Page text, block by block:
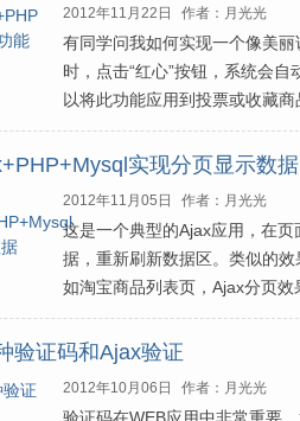
2012年11月22日 作者：月光光
有同学问我如何实现一个像美
时，点击“红心”按钮，系统会
以将此功能应用到投票或收藏商
实现分页显示数据
2012年11月05日 作者：月光光
这是一个典型的Ajax应用，在
据，重新刷新数据区。类似的
如淘宝商品列表页，Ajax分页效
验证码和Ajax验证
2012年10月06日 作者：月光光